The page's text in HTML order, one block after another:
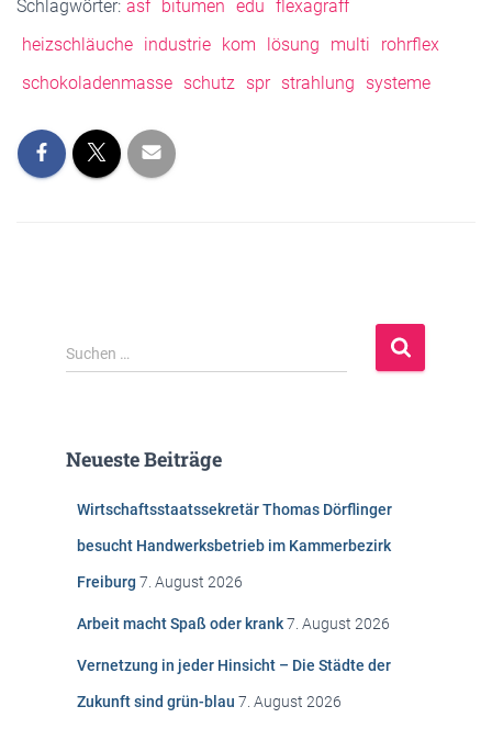
Schlagwörter: asf bitumen edu flexagraff
heizschläuche industrie kom lösung multi
rohrflex
schokoladenmasse schutz spr strahlung systeme
S
u
n
Suchen …
Neueste Beiträge
Wirtschaftsstaatssekretär Thomas Dörflinger
besucht Handwerksbetrieb im Kammerbezirk
Freiburg 7. August 2026
Arbeit macht Spaß oder krank7. August 2026
Vernetzung in jeder Hinsicht – Die Städte der
Zukunft sind grün-blau 7. August 2026